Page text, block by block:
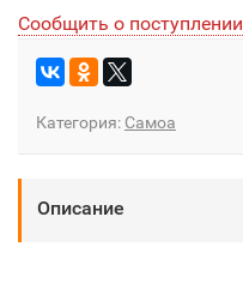
Сообщить о поступлении
Категория: Самоа
Описание